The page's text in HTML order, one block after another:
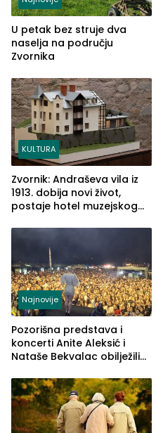
U petak bez struje dva
naselja na području
Zvornika
KULTURA
Zvornik: Andraševa vila iz
1913. dobija novi život,
postaje hotel muzejskog
Najnovije
Pozorišna predstava i
koncerti Anite Aleksić i
Nataše Bekvalac obilježili
ljeta (FOTO)